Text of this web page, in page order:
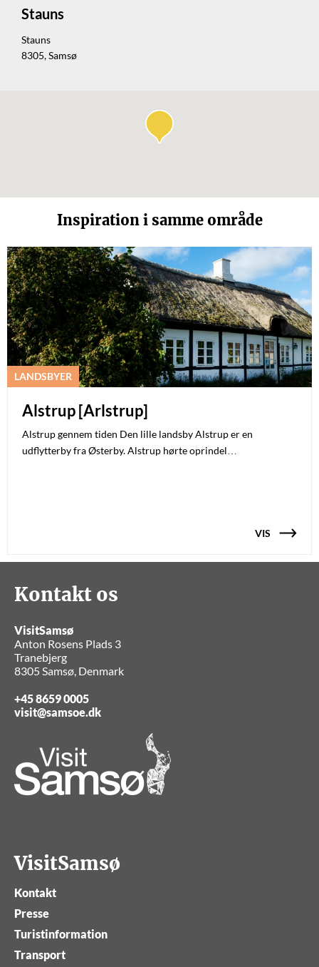
Stauns
Stauns
8305, Samsø
Inspiration i samme område
LANDSBYER
Alstrup [Arlstrup]
Alstrup gennem tiden Den lille landsby Alstrup er en
udflytterby fra Østerby. Alstrup hørte oprindel…
VIS
Kontakt os
VisitSamsø
Anton Rosens Plads 3
Tranebjerg
8305 Samsø, Denmark
+45 8659 0005
visit@samsoe.dk
VisitSamsø
Kontakt
Presse
Turistinformation
Transport